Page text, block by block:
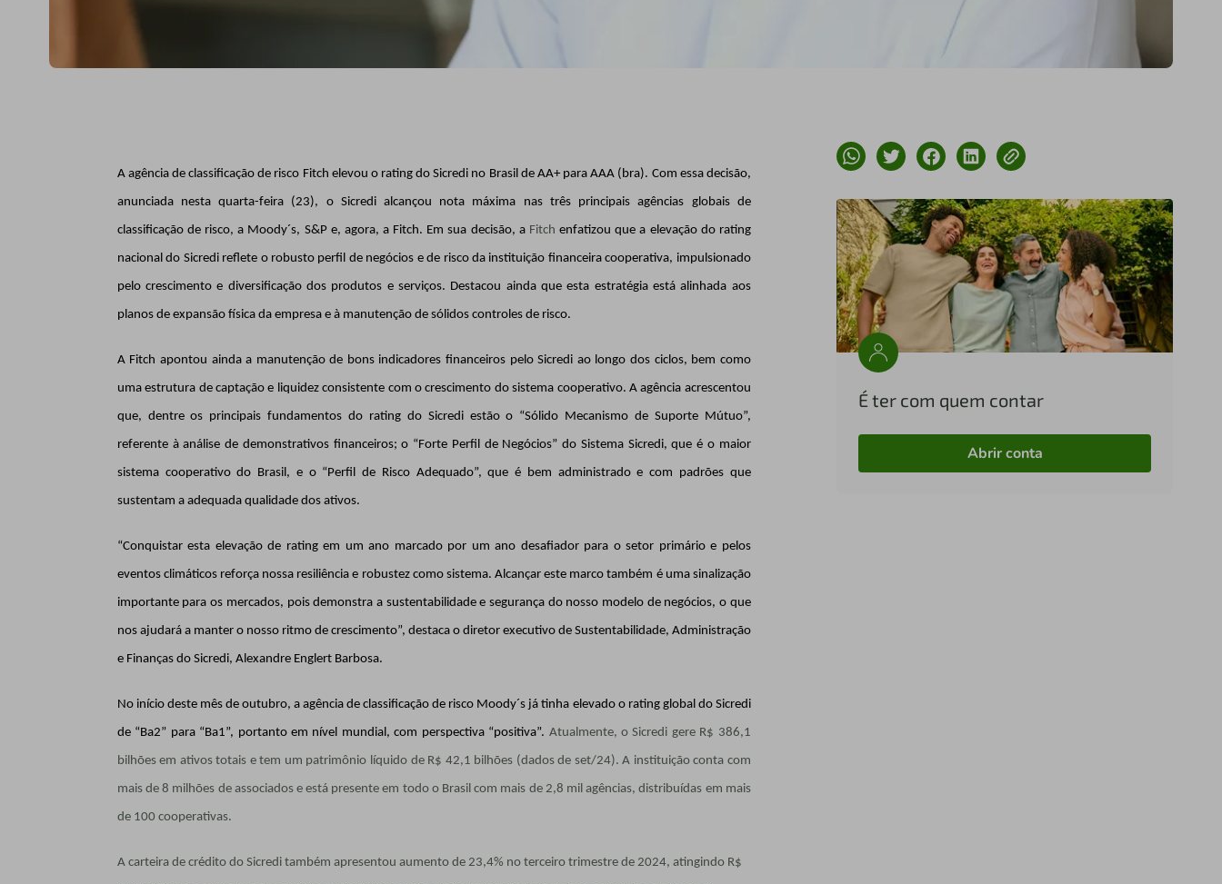
A agência de classificação de risco Fitch elevou o rating do Sicredi no Brasil de AA+ para AAA (bra). Com essa decisão,
anunciada nesta quarta-feira (23), o Sicredi alcançou nota máxima nas três principais agências globais de
classificação de risco, a Moody´s, S&P e, agora, a Fitch. Em sua decisão, a Fitchenfatizou que a elevação do rating
nacional do Sicredi reflete o robusto perfil de negócios e de risco da instituição financeira cooperativa, impulsionado
pelo crescimento e diversificação dos produtos e serviços. Destacou ainda que esta estratégia está alinhada aos
planos de expansão física da empresa e à manutenção de sólidos controles de risco.
A Fitch apontou ainda a manutenção de bons indicadores financeiros pelo Sicredi ao longo dos ciclos, bem como
uma estrutura de captação e liquidez consistente com o crescimento do sistema cooperativo. A agência acrescentou
que, dentre os principais fundamentos do rating do Sicredi estão o “Sólido Mecanismo de Suporte Mútuo”,
referente à análise de demonstrativos financeiros; o “Forte Perfil de Negócios” do Sistema Sicredi, que é o maior
sistema cooperativo do Brasil, e o “Perfil de Risco Adequado”, que é bem administrado e com padrões que
sustentam a adequada qualidade dos ativos.
“Conquistar esta elevação de rating em um ano marcado por um ano desafiador para o setor primário e pelos
eventos climáticos reforça nossa resiliência e robustez como sistema. Alcançar este marco também é uma sinalização
importante para os mercados, pois demonstra a sustentabilidade e segurança do nosso modelo de negócios, o que
nos ajudará a manter o nosso ritmo de crescimento”, destaca o diretor executivo de Sustentabilidade, Administração
e Finanças do Sicredi, Alexandre Englert Barbosa.
No início deste mês de outubro, a agência de classificação de risco Moody´s já tinha elevado o rating global do Sicredi
de “Ba2” para “Ba1”, portanto em nível mundial, com perspectiva “positiva”. Atualmente, o Sicredi gere R$ 386,1
bilhões em ativos totais e tem um patrimônio líquido de R$ 42,1 bilhões (dados de set/24). A instituição conta com
mais de 8 milhões de associados e está presente em todo o Brasil com mais de 2,8 mil agências, distribuídas em mais
de 100 cooperativas.
A carteira de crédito do Sicredi também apresentou aumento de 23,4% no terceiro trimestre de 2024, atingindo R$
É ter com quem contar
Abrir conta